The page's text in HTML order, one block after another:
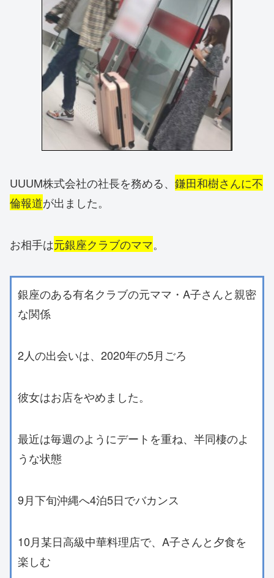
UUUM株式会社の社長を務める、 鎌田和樹さんに不
倫報道が出ました。
お相手は元銀座クラブのママ。
銀座のある有名クラブの元ママ・A子さんと親密
な関係
2人の出会いは、2020年の5月ごろ
彼女はお店をやめました。
最近は毎週のようにデートを重ね、半同棲のよ
うな状態
9月下旬沖縄へ4泊5日でバカンス
10月某日高級中華料理店で、A子さんと夕食を
楽しむ